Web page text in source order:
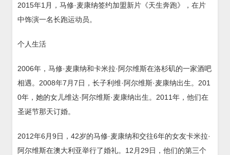
2015年1月，马修·麦康纳签约加盟新片《天生奔跑》，在片
中饰演一名长跑运动员。
个人生活
2006年，马修·麦康纳和卡米拉·阿尔维斯在洛杉矶的一家酒吧
相遇。2008年7月7日，长子利维·阿尔维斯·麦康纳出生。201
0年，她的女儿维达·阿尔维斯·麦康纳出生。2011年，他们在
圣诞节那天订婚。
2012年6月9日，42岁的马修·麦康纳和交往6年的女友卡米拉·
阿尔维斯在澳大利亚举行了婚礼。12月29日，他们的第三个